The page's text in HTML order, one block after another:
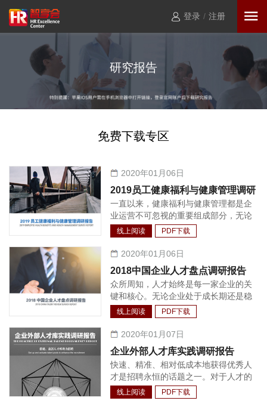
登录 / 注册
研究报告
免费下载专区
2020年01月06日
2019员工健康福利与健康管理调研
报告
一直以来，健康福利与健康管理都是企
业运营不可忽视的重要组成部分，无论
是对于公司竞争力还是员工生产力，都
不可或缺。发展至今，“以人为本”的核
心理念已经深入人心，特别是在中国市
场环境下，员工的健康管理已经逐渐形
成了较为完善的体系，包括法定福利、
商业保险、年度体检、沟通工具、健康
场所等等。
线上阅读 PDF下载
2020年01月06日
2018中国企业人才盘点调研报告
众所周知，人才始终是每一家企业的关
键和核心。无论企业处于成长期还是稳
定发展期，都需要持续不断的人才支
持。相应的，如何快速有效的增加所需
岗位以保证高管管理半径的扩大与核心
业务的持续增长，让企业保持恒久的竞
争力，成为每个企业面临的首要问题。
实践中，很多企业会发现：建立企业人
才池，从内部选拔和培养管理人才与技
术人才，相较外部招聘渠道的投资回报
线上阅读 PDF下载
2020年01月07日
企业外部人才库实践调研报告
快速、精准、相对低成本地获得优秀人
才是招聘永恒的话题之一。对于人才的
争夺战从未停止过，只是与以往相比，
这一争夺战已经越来越前置，企业对人
线上阅读 PDF下载